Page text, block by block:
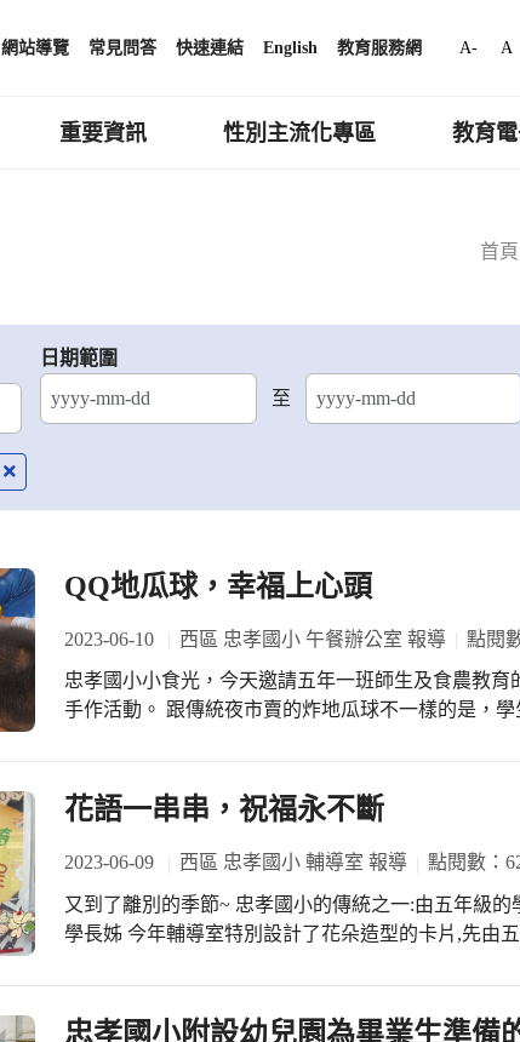
網站導覽 常見問答 快速連結 English 教育服務網 A- A
重要資訊 性別主流化專區 教育
首頁
日期範圍
至
結束日期
QQ地瓜球，幸福上心頭
2023-06-10 西區 忠孝國小 午餐辦公室 報導 點閱
忠孝國小小食光，今天邀請五年一班師生及食農教育
手作活動。 跟傳統夜市賣的炸地瓜球不一樣的是，
可以享受同樣的美味囉！ 這次的體驗，也讓參與的501師生們，個個「幸福上心
頭」！
花語一串串，祝福永不斷
2023-06-09 西區 忠孝國小 輔導室 報導 點閱數：
又到了離別的季節~ 忠孝國小的傳統之一:由五年級
學長姊 今年輔導室特別設計了花朵造型的卡片,先由
他們返校!
忠孝國小附設幼兒園為畢業生準備